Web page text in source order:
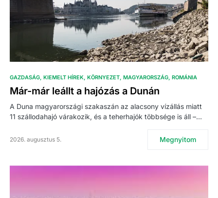
GAZDASÁG KIEMELT HÍREK KÖRNYEZET MAGYARORSZÁG ROMÁNIA
Már-már leállt a hajózás a Dunán
A Duna magyarországi szakaszán az alacsony vízállás miatt
11 szállodahajó várakozik, és a teherhajók többsége is áll –…
2026. augusztus 5. Megnyitom